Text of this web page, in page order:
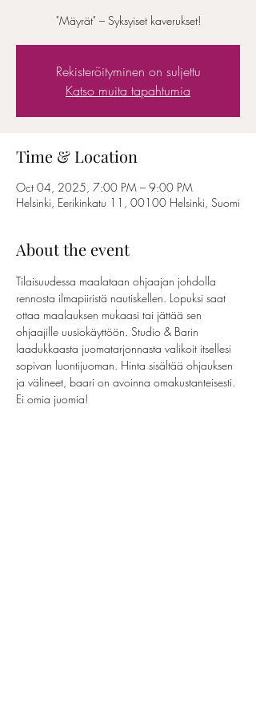
"Mäyrät" – Syksyiset kaverukset!
Rekisteröityminen on suljettu
Katso muita tapahtumia
Time & Location
Oct 04, 2025, 7:00 PM – 9:00 PM
Helsinki, Eerikinkatu 11, 00100 Helsinki, Suomi
About the event
Tilaisuudessa maalataan ohjaajan johdolla
rennosta ilmapiiristä nautiskellen. Lopuksi saat
ottaa maalauksen mukaasi tai jättää sen
ohjaajille uusiokäyttöön. Studio & Barin
laadukkaasta juomatarjonnasta valikoit itsellesi
sopivan luontijuoman. Hinta sisältää ohjauksen
ja välineet, baari on avoinna omakustanteisesti.
Ei omia juomia!